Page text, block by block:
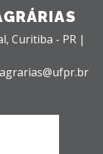
Curitiba - PR |